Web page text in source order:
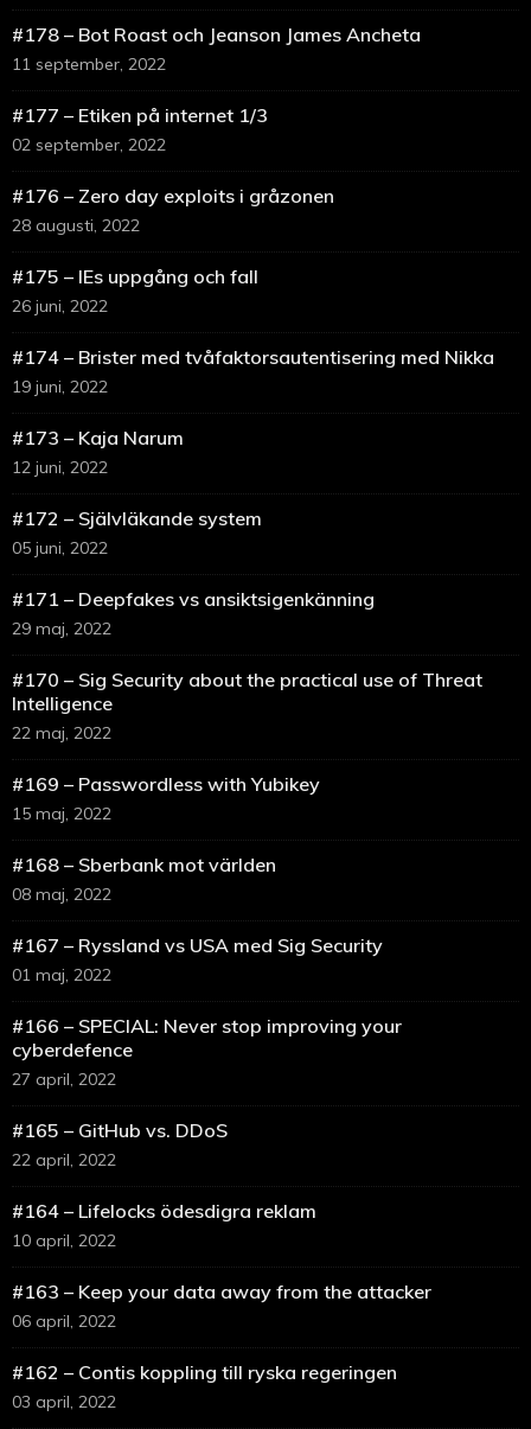
#178 – Bot Roast och Jeanson James Ancheta
11 september, 2022
#177 – Etiken på internet 1/3
02 september, 2022
#176 – Zero day exploits i gråzonen
28 augusti, 2022
#175 – IEs uppgång och fall
26 juni, 2022
#174 – Brister med tvåfaktorsautentisering med Nikka
19 juni, 2022
#173 – Kaja Narum
12 juni, 2022
#172 – Självläkande system
05 juni, 2022
#171 – Deepfakes vs ansiktsigenkänning
29 maj, 2022
#170 – Sig Security about the practical use of Threat
Intelligence
22 maj, 2022
#169 – Passwordless with Yubikey
15 maj, 2022
#168 – Sberbank mot världen
08 maj, 2022
#167 – Ryssland vs USA med Sig Security
01 maj, 2022
#166 – SPECIAL: Never stop improving your
cyberdefence
27 april, 2022
#165 – GitHub vs. DDoS
22 april, 2022
#164 – Lifelocks ödesdigra reklam
10 april, 2022
#163 – Keep your data away from the attacker
06 april, 2022
#162 – Contis koppling till ryska regeringen
03 april, 2022